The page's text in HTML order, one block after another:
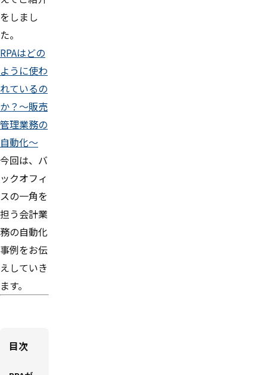
をしまし
た。
RPAはどの
ように使わ
れているの
か？～販売
管理業務の
自動化～
今回は、バ
ックオフィ
スの一角を
担う会計業
務の自動化
事例をお伝
えしていき
ます。
目次